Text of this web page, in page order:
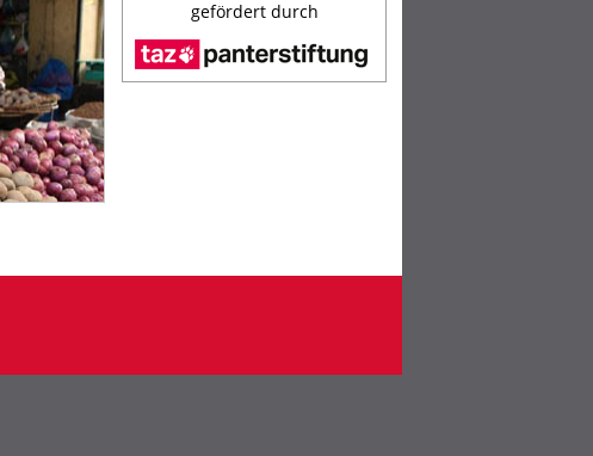
gefördert durch